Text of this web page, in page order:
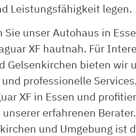
Leistungsfähigkeit legen.
Sie unser Autohaus in
XF hautnah. Für
Gelsenkirchen bieten wir
professionelle
XF in Essen und
erfahrenen
und Umgebung ist